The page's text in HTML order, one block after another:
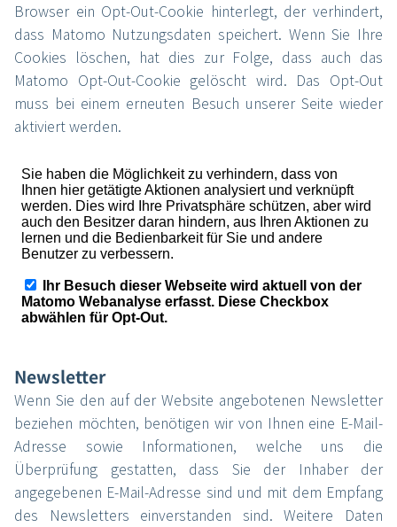
Browser ein Opt-Out-Cookie hinterlegt, der verhindert,
dass Matomo Nutzungsdaten speichert. Wenn Sie Ihre
Cookies löschen, hat dies zur Folge, dass auch das
Matomo Opt-Out-Cookie gelöscht wird. Das Opt-Out
muss bei einem erneuten Besuch unserer Seite wieder
aktiviert werden.
Newsletter
Wenn Sie den auf der Website angebotenen Newsletter
beziehen möchten, benötigen wir von Ihnen eine E-Mail-
Adresse sowie Informationen, welche uns die
Überprüfung gestatten, dass Sie der Inhaber der
angegebenen E-Mail-Adresse sind und mit dem Empfang
des Newsletters einverstanden sind. Weitere Daten